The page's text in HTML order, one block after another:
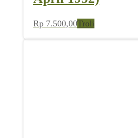
Rp 7.500,00Troli